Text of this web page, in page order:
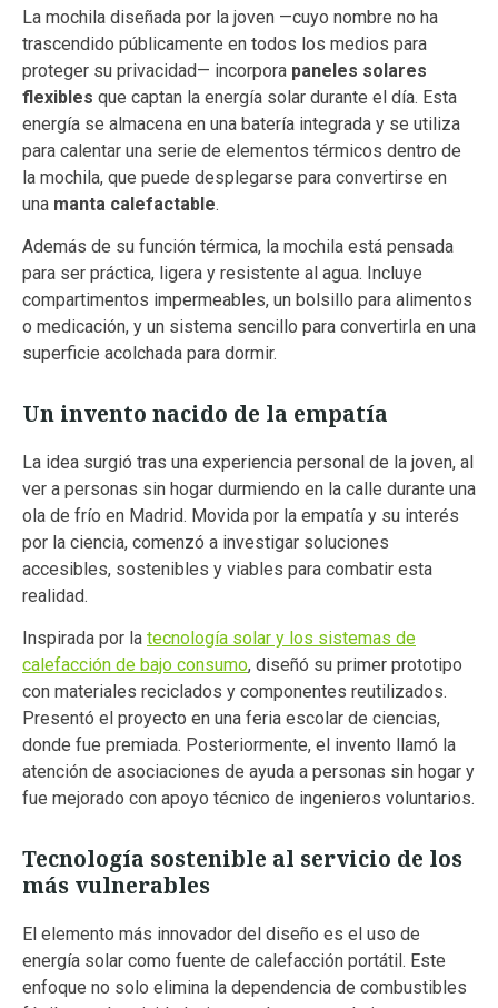
La mochila diseñada por la joven —cuyo nombre no ha
trascendido públicamente en todos los medios para
proteger su privacidad— incorpora paneles solares
flexibles que captan la energía solar durante el día. Esta
energía se almacena en una batería integrada y se utiliza
para calentar una serie de elementos térmicos dentro de
la mochila, que puede desplegarse para convertirse en
una manta calefactable.
Además de su función térmica, la mochila está pensada
para ser práctica, ligera y resistente al agua. Incluye
compartimentos impermeables, un bolsillo para alimentos
o medicación, y un sistema sencillo para convertirla en una
superficie acolchada para dormir.
Un invento nacido de la empatía
La idea surgió tras una experiencia personal de la joven, al
ver a personas sin hogar durmiendo en la calle durante una
ola de frío en Madrid. Movida por la empatía y su interés
por la ciencia, comenzó a investigar soluciones
accesibles, sostenibles y viables para combatir esta
realidad.
Inspirada por la tecnología solar y los sistemas de
calefacción de bajo consumo, diseñó su primer prototipo
con materiales reciclados y componentes reutilizados.
Presentó el proyecto en una feria escolar de ciencias,
donde fue premiada. Posteriormente, el invento llamó la
atención de asociaciones de ayuda a personas sin hogar y
fue mejorado con apoyo técnico de ingenieros voluntarios.
Tecnología sostenible al servicio de los
más vulnerables
El elemento más innovador del diseño es el uso de
energía solar como fuente de calefacción portátil. Este
enfoque no solo elimina la dependencia de combustibles